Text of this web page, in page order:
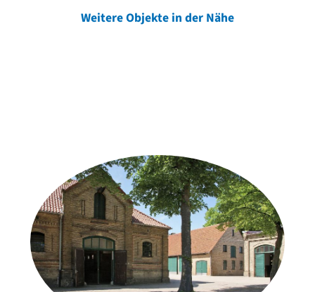
Weitere Objekte in der Nähe